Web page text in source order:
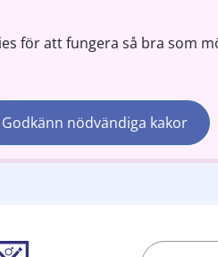
för att fungera så bra som
Godkänn nödvändiga kakor